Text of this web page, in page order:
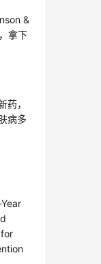
&
拿下
药，
病多